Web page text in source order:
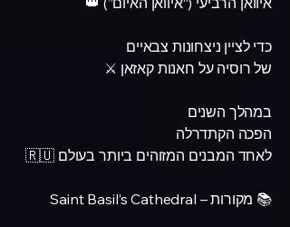
כדי לציין ניצחונות צבאיים
של רוסיה על חאנות קאזאן ⚔️
במהלך השנים
הפכה הקתדרלה
לאחד המבנים המזוהים ביותר בעולם 🇷🇺
📚 מקורות – Saint Basil’s Cathedral